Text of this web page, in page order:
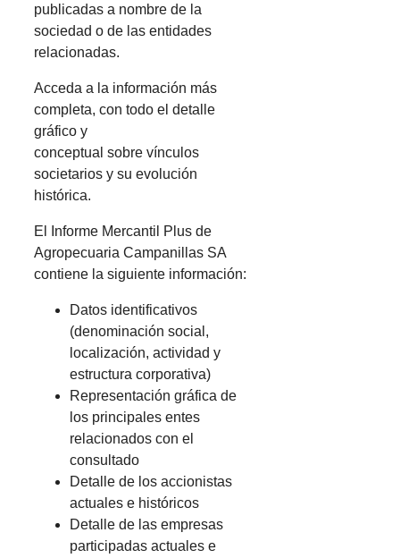
publicadas a nombre de la
sociedad o de las entidades
relacionadas.
Acceda a la información más
completa, con todo el detalle
gráfico y
conceptual sobre vínculos
societarios y su evolución
histórica.
El Informe Mercantil Plus de
Agropecuaria Campanillas SA
contiene la siguiente información:
Datos identificativos
(denominación social,
localización, actividad y
estructura corporativa)
Representación gráfica de
los principales entes
relacionados con el
consultado
Detalle de los accionistas
actuales e históricos
Detalle de las empresas
participadas actuales e